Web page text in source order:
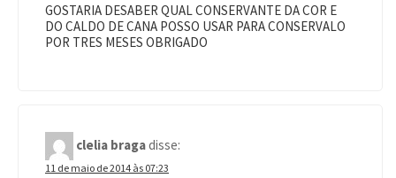
GOSTARIA DESABER QUAL CONSERVANTE DA COR E
DO CALDO DE CANA POSSO USAR PARA CONSERVALO
POR TRES MESES OBRIGADO
clelia bragadisse:
11 de maio de 2014 às 07:23